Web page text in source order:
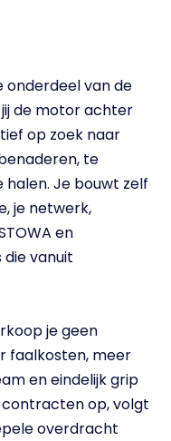
onderdeel van de
de motor achter
op zoek naar
te
Je bouwt zelf
je netwerk,
en
vanuit
je geen
faalkosten, meer
en eindelijk grip
op, volgt
overdracht